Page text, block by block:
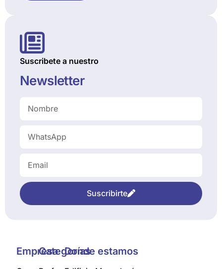
Suscribete a nuestro
Newsletter
Suscribirte
EmpresaCategoríasDonde estamos